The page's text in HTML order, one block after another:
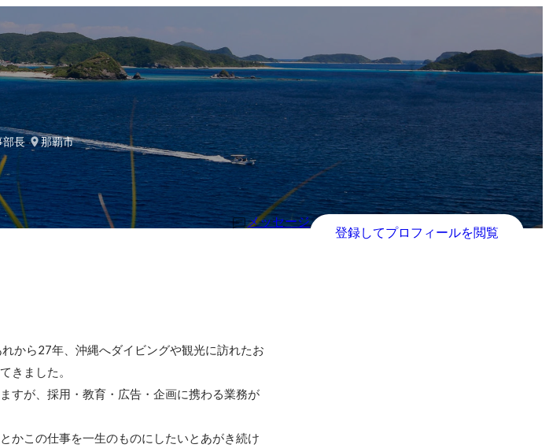
部長
那覇市
メッセージ
登録してプロフィールを閲覧
から27年、沖縄へダイビングや観光に訪れたお
きました。
すが、採用・教育・広告・企画に携わる業務が
かこの仕事を一生のものにしたいとあがき続け